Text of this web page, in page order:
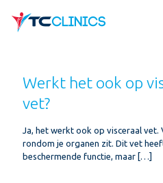
Werkt het ook op
vet?
Ja, het werkt ook op visceraal vet.
rondom je organen zit. Dit vet
beschermende functie, maar […]